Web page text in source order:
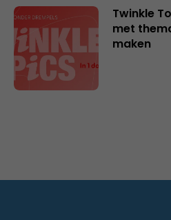
Twinkle
met
maken